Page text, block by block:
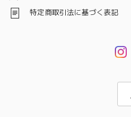
特定商取引法に基づく表記